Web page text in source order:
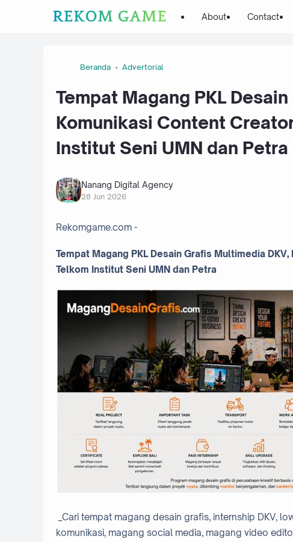
About Contact
Beranda Advertorial
Tempat Magang PKL
Komunikasi Content
Institut Seni UMN dan Petra
Nanang Digital Agency
28 Jun 2026
Rekomgame.com -
Tempat Magang PKL Desain Grafis Multimedia
Telkom Institut Seni UMN dan Petra
_Cari tempat magang desain grafis, internship DKV,
komunikasi, magang social media, magang video